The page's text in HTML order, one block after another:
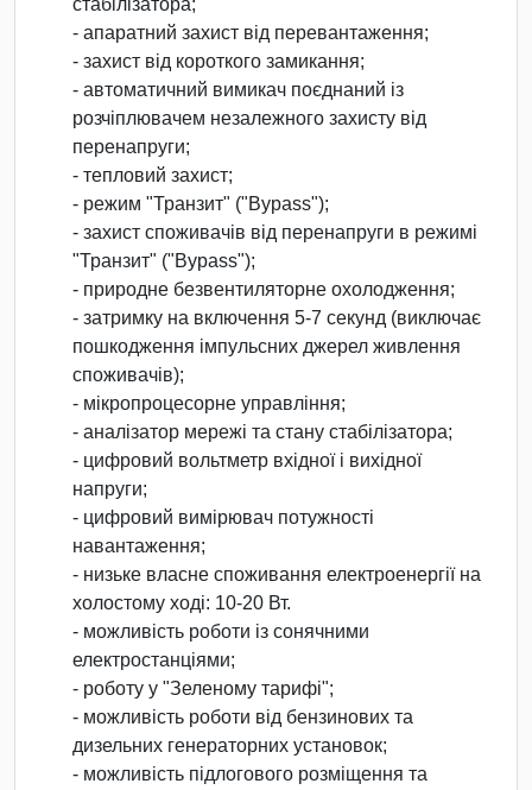
- апаратний захист від перевантаження;
- захист від короткого замикання;
- автоматичний вимикач поєднаний із
розчіплювачем незалежного захисту від
перенапруги;
- тепловий захист;
- режим "Транзит" ("Bypass");
- захист споживачів від перенапруги в режимі
"Транзит" ("Bypass");
- природне безвентиляторне охолодження;
- затримку на включення 5-7 секунд (виключає
пошкодження імпульсних джерел живлення
споживачів);
- мікропроцесорне управління;
- аналізатор мережі та стану стабілізатора;
- цифровий вольтметр вхідної і вихідної
напруги;
- цифровий вимірювач потужності
навантаження;
- низьке власне споживання електроенергії на
холостому ході: 10-20 Вт.
- можливість роботи із сонячними
електростанціями;
- роботу у "Зеленому тарифі";
- можливість роботи від бензинових та
дизельних генераторних установок;
- можливість підлогового розміщення та